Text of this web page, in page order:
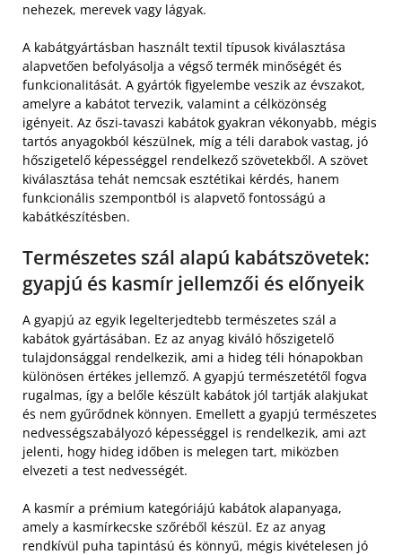
nehezek, merevek vagy lágyak.
A kabátgyártásban használt textil típusok kiválasztása
alapvetően befolyásolja a végső termék minőségét és
funkcionalitását. A gyártók figyelembe veszik az évszakot,
amelyre a kabátot tervezik, valamint a célközönség
igényeit. Az őszi-tavaszi kabátok gyakran vékonyabb, mégis
tartós anyagokból készülnek, míg a téli darabok vastag, jó
hőszigetelő képességgel rendelkező szövetekből. A szövet
kiválasztása tehát nemcsak esztétikai kérdés, hanem
funkcionális szempontból is alapvető fontosságú a
kabátkészítésben.
Természetes szál alapú kabátszövetek:
gyapjú és kasmír jellemzői és előnyeik
A gyapjú az egyik legelterjedtebb természetes szál a
kabátok gyártásában. Ez az anyag kiváló hőszigetelő
tulajdonsággal rendelkezik, ami a hideg téli hónapokban
különösen értékes jellemző. A gyapjú természetétől fogva
rugalmas, így a belőle készült kabátok jól tartják alakjukat
és nem gyűrődnek könnyen. Emellett a gyapjú természetes
nedvességszabályozó képességgel is rendelkezik, ami azt
jelenti, hogy hideg időben is melegen tart, miközben
elvezeti a test nedvességét.
A kasmír a prémium kategóriájú kabátok alapanyaga,
amely a kasmírkecske szőréből készül. Ez az anyag
rendkívül puha tapintású és könnyű, mégis kivételesen jó